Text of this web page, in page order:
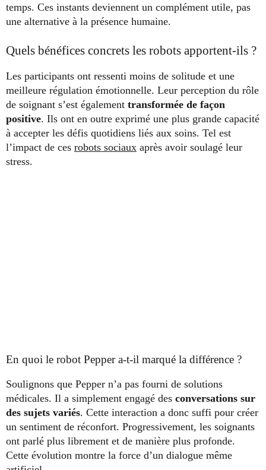
temps. Ces instants deviennent un complément utile, pas
une alternative à la présence humaine.
Quels bénéfices concrets les robots apportent-ils ?
Les participants ont ressenti moins de solitude et une
meilleure régulation émotionnelle. Leur perception du rôle
de soignant s’est également transformée de façon
positive. Ils ont en outre exprimé une plus grande capacité
à accepter les défis quotidiens liés aux soins. Tel est
l’impact de ces robots sociaux après avoir soulagé leur
stress.
En quoi le robot Pepper a-t-il marqué la différence ?
Soulignons que Pepper n’a pas fourni de solutions
médicales. Il a simplement engagé des conversations sur
des sujets variés. Cette interaction a donc suffi pour créer
un sentiment de réconfort. Progressivement, les soignants
ont parlé plus librement et de manière plus profonde.
Cette évolution montre la force d’un dialogue même